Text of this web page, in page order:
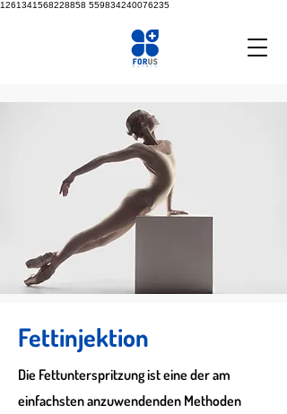
1261341568228858 559834240076235
Fettinjektion
Die Fettunterspritzung ist eine der am
einfachsten anzuwendenden Methoden